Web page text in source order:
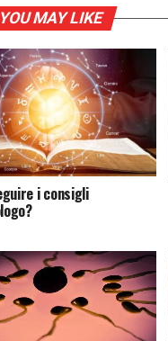
YOU MAY LIKE
i consigli